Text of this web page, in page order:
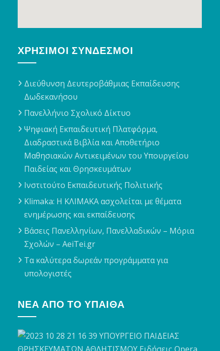
ΧΡΉΣΙΜΟΙ ΣΎΝΔΕΣΜΟΙ
Διεύθυνση Δευτεροβάθμιας Εκπαίδευσης
Δωδεκανήσου
Πανελλήνιο Σχολικό Δίκτυο
Ψηφιακή Εκπαιδευτική Πλατφόρμα,
Διαδραστικά Βιβλία και Αποθετήριο
Μαθησιακών Αντικειμένων του Υπουργείου
Παιδείας και Θρησκευμάτων
Ινστιτούτο Εκπαιδευτικής Πολιτικής
Klimaka: Η ΚΛΙΜΑΚΑ ασχολείται με θέματα
ενημέρωσης και εκπαίδευσης
Βάσεις Πανελληνίων, Πανελλαδικών – Μόρια
Σχολών – AeiTei.gr
Τα καλύτερα δωρεάν προγράμματα για
υπολογιστές
ΝΈΑ ΑΠΌ ΤΟ ΥΠΑΙΘΑ